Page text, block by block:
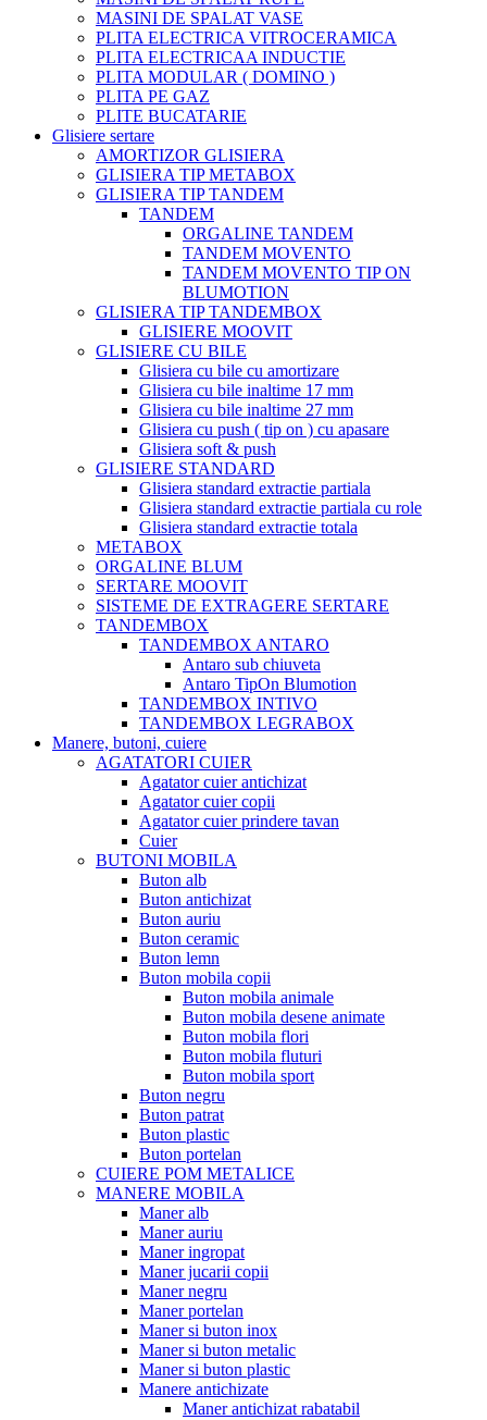
MASINI DE SPALAT VASE
PLITA ELECTRICA VITROCERAMICA
PLITA ELECTRICAA INDUCTIE
PLITA MODULAR ( DOMINO )
PLITA PE GAZ
PLITE BUCATARIE
Glisiere sertare
AMORTIZOR GLISIERA
GLISIERA TIP METABOX
GLISIERA TIP TANDEM
TANDEM
ORGALINE TANDEM
TANDEM MOVENTO
TANDEM MOVENTO TIP ON
BLUMOTION
GLISIERA TIP TANDEMBOX
GLISIERE MOOVIT
GLISIERE CU BILE
Glisiera cu bile cu amortizare
Glisiera cu bile inaltime 17 mm
Glisiera cu bile inaltime 27 mm
Glisiera cu push ( tip on ) cu apasare
Glisiera soft & push
GLISIERE STANDARD
Glisiera standard extractie partiala
Glisiera standard extractie partiala cu role
Glisiera standard extractie totala
METABOX
ORGALINE BLUM
SERTARE MOOVIT
SISTEME DE EXTRAGERE SERTARE
TANDEMBOX
TANDEMBOX ANTARO
Antaro sub chiuveta
Antaro TipOn Blumotion
TANDEMBOX INTIVO
TANDEMBOX LEGRABOX
Manere, butoni, cuiere
AGATATORI CUIER
Agatator cuier antichizat
Agatator cuier copii
Agatator cuier prindere tavan
Cuier
BUTONI MOBILA
Buton alb
Buton antichizat
Buton auriu
Buton ceramic
Buton lemn
Buton mobila copii
Buton mobila animale
Buton mobila desene animate
Buton mobila flori
Buton mobila fluturi
Buton mobila sport
Buton negru
Buton patrat
Buton plastic
Buton portelan
CUIERE POM METALICE
MANERE MOBILA
Maner alb
Maner auriu
Maner ingropat
Maner jucarii copii
Maner negru
Maner portelan
Maner si buton inox
Maner si buton metalic
Maner si buton plastic
Manere antichizate
Maner antichizat rabatabil